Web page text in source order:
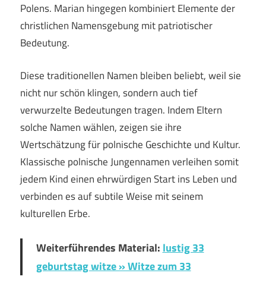
Polens. Marian hingegen kombiniert Elemente der
christlichen Namensgebung mit patriotischer
Bedeutung.
Diese traditionellen Namen bleiben beliebt, weil sie
nicht nur schön klingen, sondern auch tief
verwurzelte Bedeutungen tragen. Indem Eltern
solche Namen wählen, zeigen sie ihre
Wertschätzung für polnische Geschichte und Kultur.
Klassische polnische Jungennamen verleihen somit
jedem Kind einen ehrwürdigen Start ins Leben und
verbinden es auf subtile Weise mit seinem
kulturellen Erbe.
Weiterführendes Material: lustig 33
geburtstag witze » Witze zum 33